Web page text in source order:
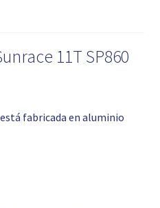
11T SP860
fabricada en aluminio